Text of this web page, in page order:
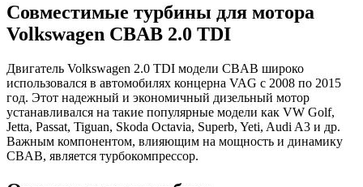
Совместимые турбины для мотора
Volkswagen CBAB 2.0 TDI
Двигатель Volkswagen 2.0 TDI модели CBAB широко
использовался в автомобилях концерна VAG с 2008 по 2015
год. Этот надежный и экономичный дизельный мотор
устанавливался на такие популярные модели как VW Golf,
Jetta, Passat, Tiguan, Skoda Octavia, Superb, Yeti, Audi A3 и др.
Важным компонентом, влияющим на мощность и динамику
CBAB, является турбокомпрессор.